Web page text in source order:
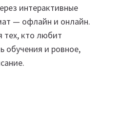
интерактивные
— офлайн и онлайн.
тех, кто любит
обучения и ровное,